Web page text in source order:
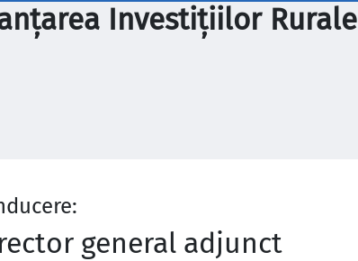
Investițiilor Rurale
general adjunct